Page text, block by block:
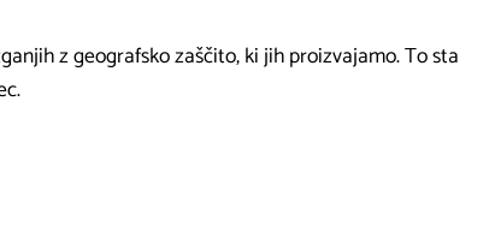
z geografsko zaščito, ki jih proizvajamo. To sta